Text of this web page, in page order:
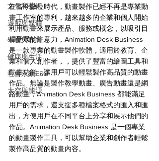
文化和藝術
遊戲與媒體
學習與教育
健康與生活
社會永續ESG
太空與能源
在當今數位時代，動畫製作已經不再是專業動
畫工作室的專利，越來越多的企業和個人開始
利用動畫來展示產品、服務或概念，以吸引目
標受眾的注意力， Animation Desk Business
是一款專業的動畫製作軟體，適用於教育、企
業和個人創作者 ，， 提供了豐富的繪圖工具和
動畫功能，讓用戶可以輕鬆製作高品質的動畫
作品。無論是製作教學動畫、廣告動畫還是網
路動畫，Animation Desk Business 都能滿足
用戶的需求，還支援多種檔案格式的匯入和匯
出，方便用戶在不同平台上分享和展示他們的
作品。 Animation Desk Business 是一個專業
的動畫製作工具，可以幫助企業和創作者輕鬆
製作高品質的動畫內容。